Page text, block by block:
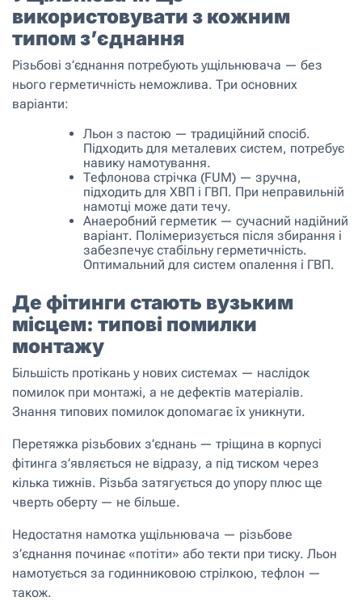
використовувати з кожним
типом з’єднання
Різьбові з’єднання потребують ущільнювача — без
нього герметичність неможлива. Три основних
варіанти:
Льон з пастою — традиційний спосіб.
Підходить для металевих систем, потребує
навику намотування.
Тефлонова стрічка (FUM) — зручна,
підходить для ХВП і ГВП. При неправильній
намотці може дати течу.
Анаеробний герметик — сучасний надійний
варіант. Полімеризується після збирання і
забезпечує стабільну герметичність.
Оптимальний для систем опалення і ГВП.
Де фітинги стають вузьким
місцем: типові помилки
монтажу
Більшість протікань у нових системах — наслідок
помилок при монтажі, а не дефектів матеріалів.
Знання типових помилок допомагає їх уникнути.
Перетяжка різьбових з’єднань — тріщина в корпусі
фітинга з’являється не відразу, а під тиском через
кілька тижнів. Різьба затягується до упору плюс ще
чверть оберту — не більше.
Недостатня намотка ущільнювача — різьбове
з’єднання починає «потіти» або текти при тиску. Льон
намотується за годинниковою стрілкою, тефлон —
також.